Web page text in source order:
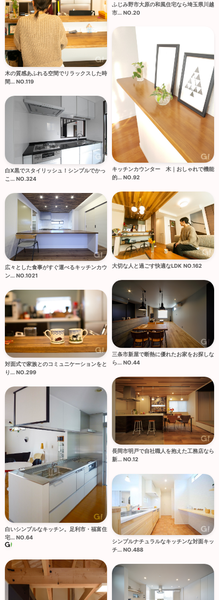
木の質感あふれる空間でリラックスした時
間... NO.119
ふじみ野市大原の和風住宅なら埼玉県川越
市... NO.20
キッチンカウンター 木｜おしゃれで機能
的... NO.92
白X黒でスタイリッシュ！シンプルでかっ
こ... NO.324
大切な人と過ごす快適なLDK NO.162
広々とした食事がすぐ運べるキッチンカウ
ン... NO.1021
三条市新屋で断熱に優れたお家をお探しな
ら... NO.44
対面式で家族とのコミュニケーションをと
り... NO.299
長岡市明戸で自社職人を抱えた工務店なら
新... NO.12
白いシンプルなキッチン。足利市・福富住
宅... NO.64
シンプルナチュラルなキッチンな対面キッ
チ... NO.488